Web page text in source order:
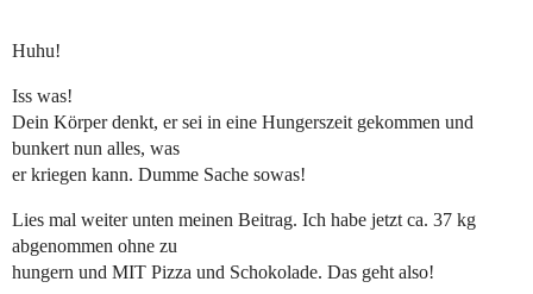
Huhu!
Iss was!
Dein Körper denkt, er sei in eine Hungerszeit gekommen und
bunkert nun alles, was
er kriegen kann. Dumme Sache sowas!
Lies mal weiter unten meinen Beitrag. Ich habe jetzt ca. 37 kg
abgenommen ohne zu
hungern und MIT Pizza und Schokolade. Das geht also!